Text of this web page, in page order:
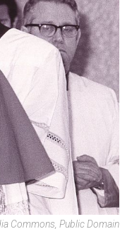
Commons, Public Domain